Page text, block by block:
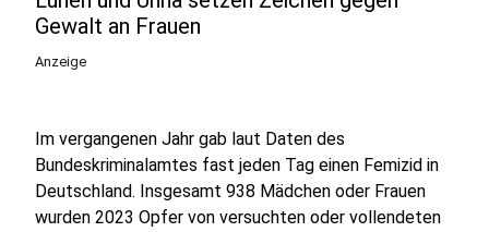
Gewalt an Frauen
Anzeige
Im vergangenen Jahr gab laut Daten des
Bundeskriminalamtes fast jeden Tag einen Femizid in
Deutschland. Insgesamt 938 Mädchen oder Frauen
wurden 2023 Opfer von versuchten oder vollendeten